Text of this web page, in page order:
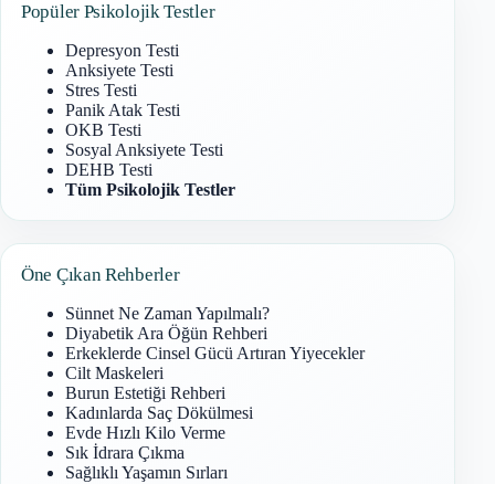
Popüler Psikolojik Testler
Depresyon Testi
Anksiyete Testi
Stres Testi
Panik Atak Testi
OKB Testi
Sosyal Anksiyete Testi
DEHB Testi
Tüm Psikolojik Testler
Öne Çıkan Rehberler
Sünnet Ne Zaman Yapılmalı?
Diyabetik Ara Öğün Rehberi
Erkeklerde Cinsel Gücü Artıran Yiyecekler
Cilt Maskeleri
Burun Estetiği Rehberi
Kadınlarda Saç Dökülmesi
Evde Hızlı Kilo Verme
Sık İdrara Çıkma
Sağlıklı Yaşamın Sırları